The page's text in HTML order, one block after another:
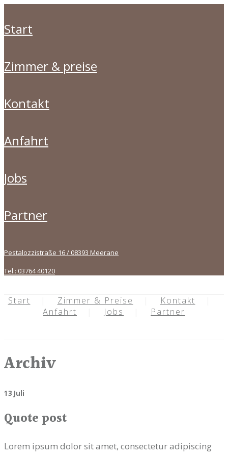
start
zimmer & preise
kontakt
anfahrt
jobs
partner
Pestalozzistraße 16 / 08393 Meerane
Tel.: 03764 40120
Start Zimmer & Preise
Kontakt
Anfahrt
Jobs Partner
Archiv
13 Juli
Quote post
Lorem ipsum dolor sit amet, consectetur adipiscing